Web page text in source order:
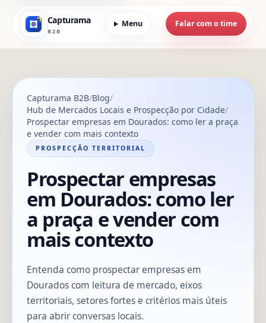
Capturama
B2B
Menu Falar com o time
Capturama B2B Blog
Hub de Mercados Locais e Prospecção por Cidade
Prospectar empresas em Dourados: como ler a praça
e vender com mais contexto
PROSPECÇÃO TERRITORIAL
Prospectar empresas
em Dourados: como ler
a praça e vender com
mais contexto
Entenda como prospectar empresas em
Dourados com leitura de mercado, eixos
territoriais, setores fortes e critérios mais úteis
para abrir conversas locais.